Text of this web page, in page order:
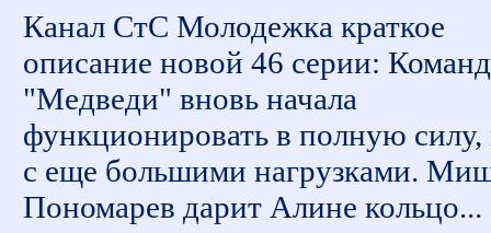
Канал СтС Молодежка краткое
описание новой 46 серии:
"Медведи" вновь начала
функционировать в полную силу,
с еще большими нагрузками.
Пономарев дарит Алине кольцо...